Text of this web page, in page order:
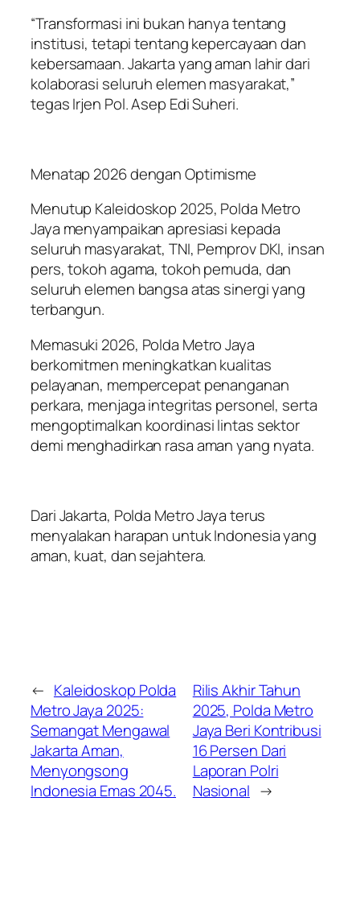
“Transformasi ini bukan hanya tentang
institusi, tetapi tentang kepercayaan dan
kebersamaan. Jakarta yang aman lahir dari
kolaborasi seluruh elemen masyarakat,”
tegas Irjen Pol. Asep Edi Suheri.
Menatap 2026 dengan Optimisme
Menutup Kaleidoskop 2025, Polda Metro
Jaya menyampaikan apresiasi kepada
seluruh masyarakat, TNI, Pemprov DKI, insan
pers, tokoh agama, tokoh pemuda, dan
seluruh elemen bangsa atas sinergi yang
terbangun.
Memasuki 2026, Polda Metro Jaya
berkomitmen meningkatkan kualitas
pelayanan, mempercepat penanganan
perkara, menjaga integritas personel, serta
mengoptimalkan koordinasi lintas sektor
demi menghadirkan rasa aman yang nyata.
Dari Jakarta, Polda Metro Jaya terus
menyalakan harapan untuk Indonesia yang
aman, kuat, dan sejahtera.
← Kaleidoskop Polda
Metro Jaya 2025:
Semangat Mengawal
Jakarta Aman,
Menyongsong
Indonesia Emas 2045.
Rilis Akhir Tahun
2025, Polda Metro
Jaya Beri Kontribusi
16 Persen Dari
Laporan Polri
Nasional →